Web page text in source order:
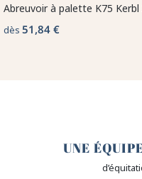
Abreuvoir à palette K75
dès 51,84 €
UNE